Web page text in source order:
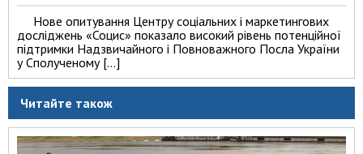
Нове опитування Центру соціальних і маркетингових
досліджень «Социс» показало високий рівень потенційної
підтримки Надзвичайного і Повноважного Посла України
у Сполученому […]
Читайте також